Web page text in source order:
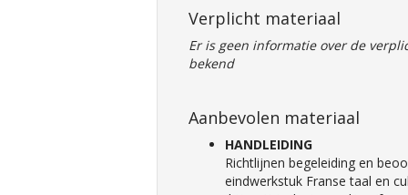
Verplicht materiaal
Er is geen informatie over de
bekend
Aanbevolen materiaal
HANDLEIDING
Richtlijnen begeleiding en
eindwerkstuk Franse taal en